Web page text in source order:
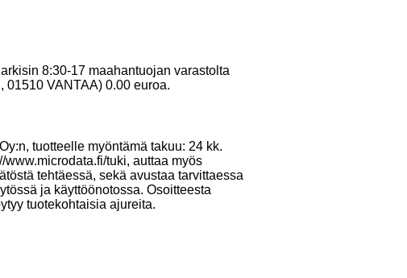
8:30-17 maahantuojan varastolta
01510 VANTAA) 0.00 euroa.
tuotteelle myöntämä takuu: 24 kk.
tuki, auttaa myös
tehtäessä, sekä avustaa tarvittaessa
ja käyttöönotossa. Osoitteesta
tuotekohtaisia ajureita.